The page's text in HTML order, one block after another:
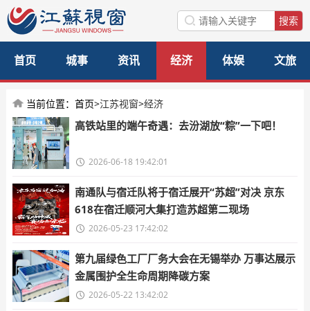
首页 城事 资讯 经济 体娱 文旅
美食 公益
当前位置：首页>江苏视窗>经济
高铁站里的端午奇遇：去汾湖放“粽”一下吧！
2026-06-18 19:42:01
南通队与宿迁队将于宿迁展开“苏超”对决 京东
618在宿迁顺河大集打造苏超第二现场
2026-05-23 17:42:02
第九届绿色工厂厂务大会在无锡举办 万事达展示
金属围护全生命周期降碳方案
2026-05-22 13:42:02